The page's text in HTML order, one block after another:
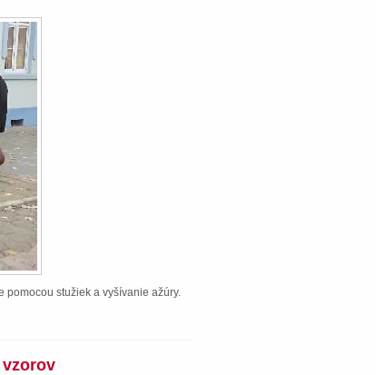
stužiek a vyšívanie ažúry.